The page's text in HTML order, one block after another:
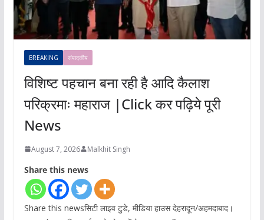
BREAKING संपादकीय
विशिष्ट पहचान बना रही है आदि कैलाश
परिक्रमाः महाराज |Click कर पढ़िये पूरी
News
August 7, 2026 Malkhit Singh
Share this news
Share this newsसिटी लाइव टुडे, मीडिया हाउस देहरादून/अहमदाबाद।